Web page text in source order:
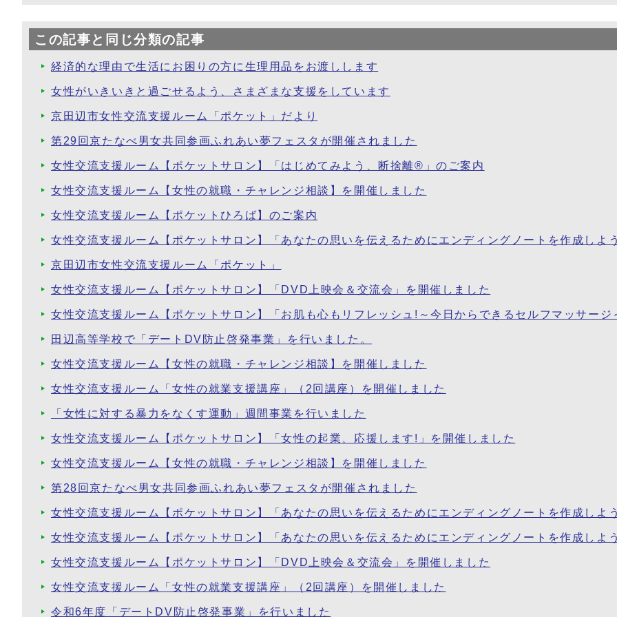
この記事と同じ分類の記事
経済的な理由で生活にお困りの方に生理用品をお渡しします
女性がいきいきと過ごせるよう、さまざまな支援をしています
京田辺市女性交流支援ルーム「ポケット」だより
第29回京たなべ男女共同参画ふれあい夢フェスタが開催されました
女性交流支援ルーム【ポケットサロン】「はじめてみよう、断捨離®」のご案内
女性交流支援ルーム【女性の就職・チャレンジ相談】を開催しました
女性交流支援ルーム【ポケットひろば】のご案内
女性交流支援ルーム【ポケットサロン】「あなたの思いを伝えるためにエンディングノートを作成しよ
京田辺市女性交流支援ルーム「ポケット」
女性交流支援ルーム【ポケットサロン】「DVD上映会＆交流会」を開催しました
女性交流支援ルーム【ポケットサロン】「お肌も心もリフレッシュ!～今日からできるセルフマッサージ
田辺高等学校で「デートDV防止啓発事業」を行いました。
女性交流支援ルーム【女性の就職・チャレンジ相談】を開催しました
女性交流支援ルーム「女性の就業支援講座」（2回講座）を開催しました
「女性に対する暴力をなくす運動」週間事業を行いました
女性交流支援ルーム【ポケットサロン】「女性の起業、応援します!」を開催しました
女性交流支援ルーム【女性の就職・チャレンジ相談】を開催しました
第28回京たなべ男女共同参画ふれあい夢フェスタが開催されました
女性交流支援ルーム【ポケットサロン】「あなたの思いを伝えるためにエンディングノートを作成しよ
女性交流支援ルーム【ポケットサロン】「あなたの思いを伝えるためにエンディングノートを作成しよ
女性交流支援ルーム【ポケットサロン】「DVD上映会＆交流会」を開催しました
女性交流支援ルーム「女性の就業支援講座」（2回講座）を開催しました
令和6年度「デートDV防止啓発事業」を行いました